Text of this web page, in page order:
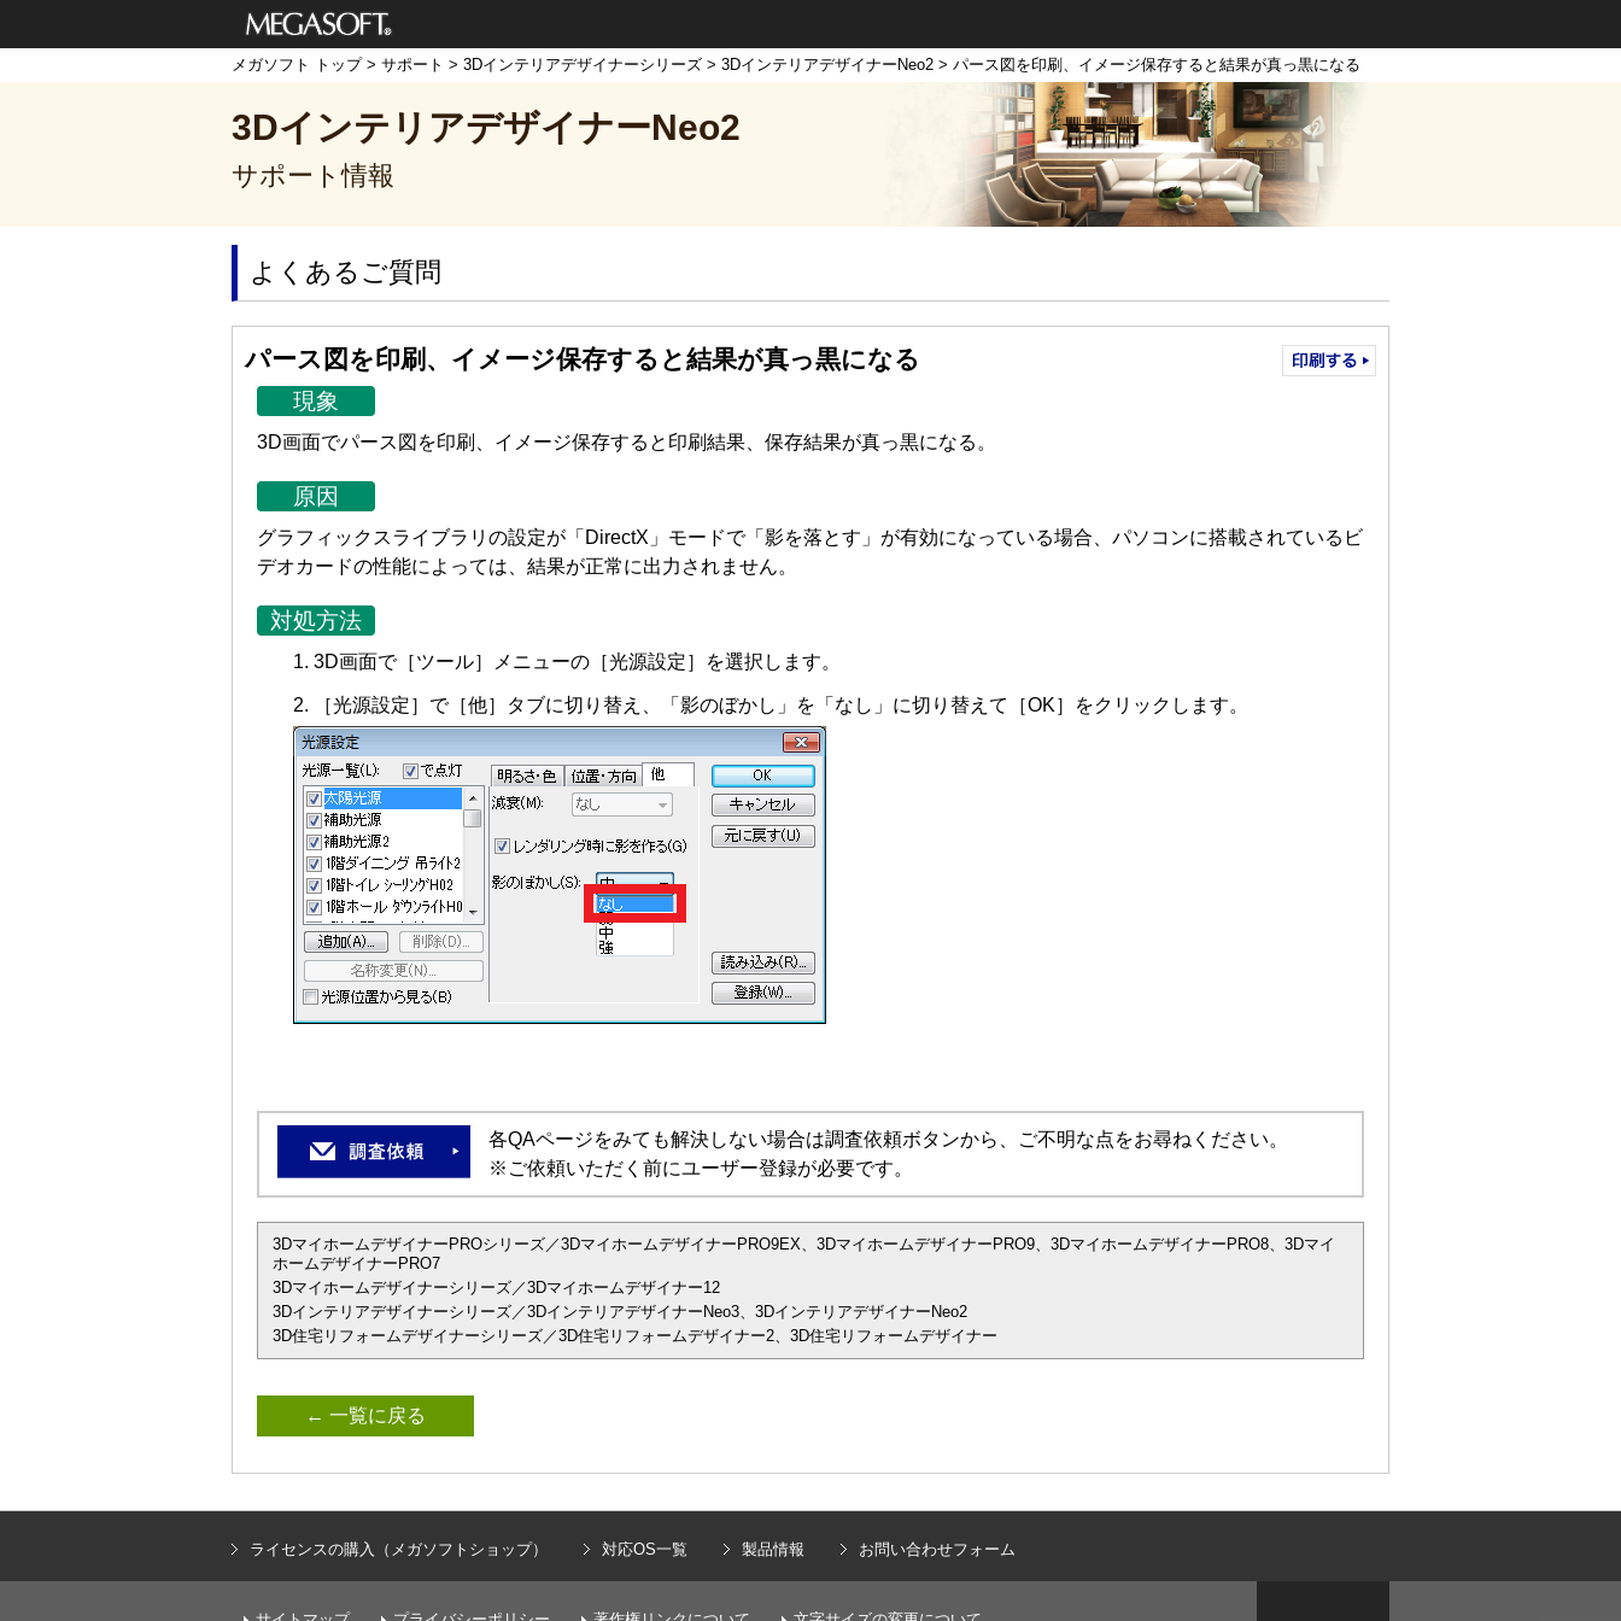
メガソフト株式
メガソフト トップ> サポート > 3Dインテリアデザイナーシリーズ > 3DインテリアデザイナーNeo2 > パース図を印刷、イメージ保存すると結果が真っ黒になる
3DインテリアデザイナーNeo2
サポート情報
よくあるご質問
パース図を印刷、イメージ保存すると結果が真っ黒になる
現象
3D画面でパース図を印刷、イメージ保存すると印刷結果、保存結果が真っ黒になる。
原因
グラフィックスライブラリの設定が「DirectX」モードで「影を落とす」が有効になっている場合、パソコンに搭載されているビ
デオカードの性能によっては、結果が正常に出力されません。
対処方法
3D画面で［ツール］メニューの［光源設定］を選択します。
［光源設定］で［他］タブに切り替え、「影のぼかし」を「なし」に切り替えて［OK］をクリックします。
各QAページをみても解決しない場合は調査依頼ボタンから、ご不明な点をお尋ねください。
※ご依頼いただく前にユーザー登録が必要です。
3DマイホームデザイナーPROシリーズ／3DマイホームデザイナーPRO9EX、3DマイホームデザイナーPRO9、3DマイホームデザイナーPRO8、3Dマイ
ホームデザイナーPRO7
3Dマイホームデザイナーシリーズ／3Dマイホームデザイナー12
3Dインテリアデザイナーシリーズ／3DインテリアデザイナーNeo3、3DインテリアデザイナーNeo2
3D住宅リフォームデザイナーシリーズ／3D住宅リフォームデザイナー2、3D住宅リフォームデザイナー
← 一覧に戻る
ライセンスの購入（メガソフトショップ） 対応OS一覧 製品情報 お問い合わせフォーム